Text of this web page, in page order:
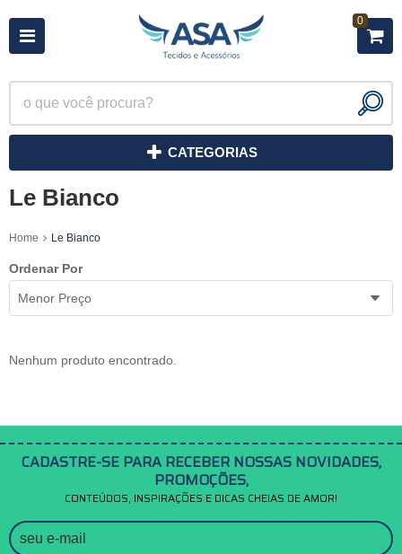
0
CATEGORIAS
Le Bianco
Home Le Bianco
Ordenar Por
Menor Preço
Nenhum produto encontrado.
CADASTRE-SE PARA RECEBER NOSSAS NOVIDADES,
PROMOÇÕES,
CONTEÚDOS, INSPIRAÇÕES E DICAS CHEIAS DE AMOR!